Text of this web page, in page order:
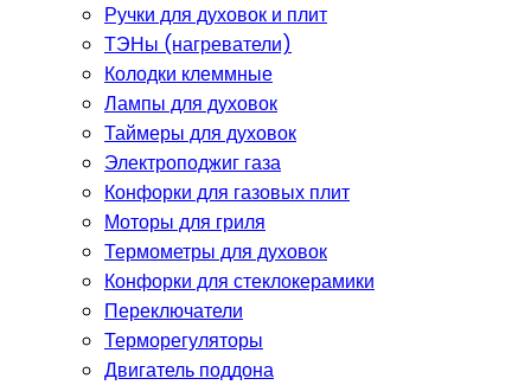
Ручки для духовок и плит
ТЭНы (нагреватели)
Колодки клеммные
Лампы для духовок
Таймеры для духовок
Электроподжиг газа
Конфорки для газовых плит
Моторы для гриля
Термометры для духовок
Конфорки для стеклокерамики
Переключатели
Терморегуляторы
Двигатель поддона